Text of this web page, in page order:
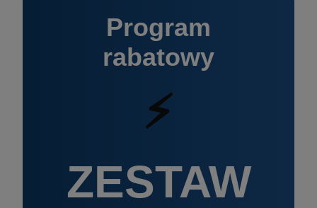
Program
rabatowy
⚡
ZESTAW